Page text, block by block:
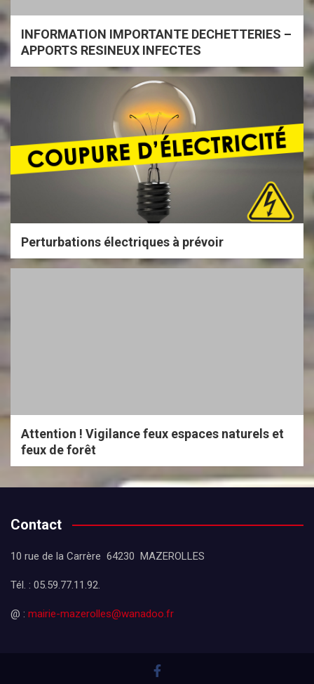
INFORMATION IMPORTANTE DECHETTERIES –
APPORTS RESINEUX INFECTES
Perturbations électriques à prévoir
Attention ! Vigilance feux espaces naturels et
feux de forêt
Contact
10 rue de la Carrère 64230 MAZEROLLES
Tél. : 05.59.77.11.92.
@ : mairie-mazerolles@wanadoo.fr